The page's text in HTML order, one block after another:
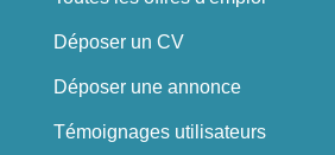
Déposer un CV
Déposer une annonce
Témoignages utilisateurs